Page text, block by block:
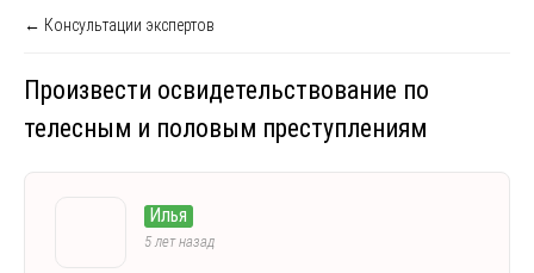
← Консультации экспертов
Произвести освидетельствование по
телесным и половым преступлениям
Илья
5 лет назад